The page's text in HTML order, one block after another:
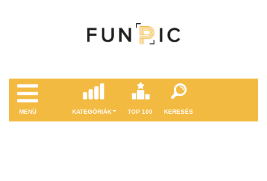
MENÜ KATEGÓRIÁK TOP 100 KERESÉS